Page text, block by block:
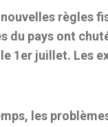
nouvelles règles
du pays ont
1er juillet. Les
les